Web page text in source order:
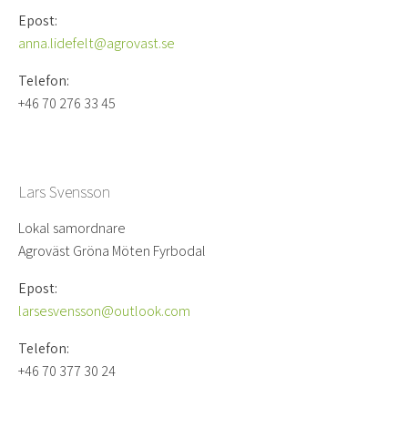
Epost:
anna.lidefelt@agrovast.se
Telefon:
+46 70 276 33 45
Lars Svensson
Lokal samordnare
Agroväst Gröna Möten Fyrbodal
Epost:
larsesvensson@outlook.com
Telefon:
+46 70 377 30 24